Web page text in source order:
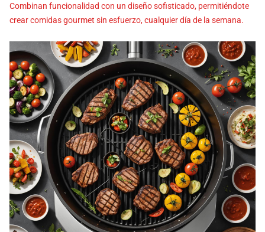
Combinan funcionalidad con un diseño sofisticado, permitiéndote
crear comidas gourmet sin esfuerzo, cualquier día de la semana.